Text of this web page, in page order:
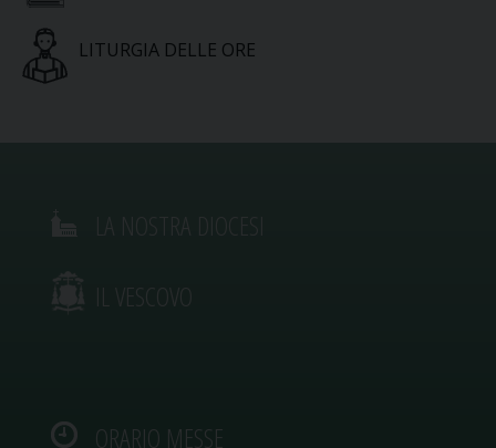
LITURGIA DELLE ORE
IL VESCOVO
ORARIO MESSE